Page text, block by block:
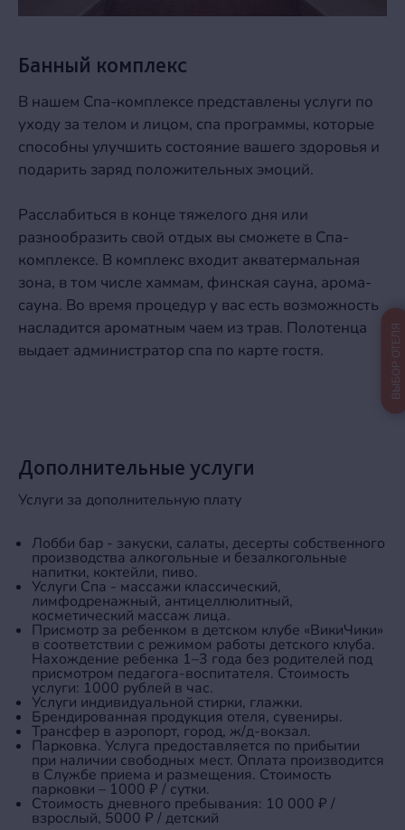
Банный комплекс
В нашем Спа-комплексе представлены услуги по
уходу за телом и лицом, спа программы, которые
способны улучшить состояние вашего здоровья и
подарить заряд положительных эмоций.
Расслабиться в конце тяжелого дня или
разнообразить свой отдых вы сможете в Спа-
комплексе. В комплекс входит акватермальная
зона, в том числе хаммам, финская сауна, арома-
сауна. Во время процедур у вас есть возможность
насладится ароматным чаем из трав. Полотенца
выдает администратор спа по карте гостя.
Дополнительные услуги
Услуги за дополнительную плату
Лобби бар - закуски, салаты, десерты собственного
производства алкогольные и безалкогольные
напитки, коктейли, пиво.
Услуги Спа - массажи классический,
лимфодренажный, антицеллюлитный,
косметический массаж лица.
Присмотр за ребенком в детском клубе «ВикиЧики»
в соответствии с режимом работы детского клуба.
Нахождение ребенка 1–3 года без родителей под
присмотром педагога-воспитателя. Стоимость
услуги: 1000 рублей в час.
Услуги индивидуальной стирки, глажки.
Брендированная продукция отеля, сувениры.
Трансфер в аэропорт, город, ж/д-вокзал.
Парковка. Услуга предоставляется по прибытии
при наличии свободных мест. Оплата производится
в Службе приема и размещения. Стоимость
парковки – 1000 ₽ / сутки.
Стоимость дневного пребывания: 10 000 ₽ /
взрослый, 5000 ₽ / детский
ВЫБОР ОТЕЛЯ